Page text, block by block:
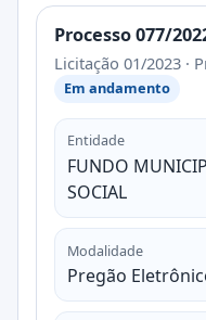
Processo 077/
Licitação 01/2023 ·
Em andamento
Entidade
FUNDO
SOCIAL
Modalidade
Pregão